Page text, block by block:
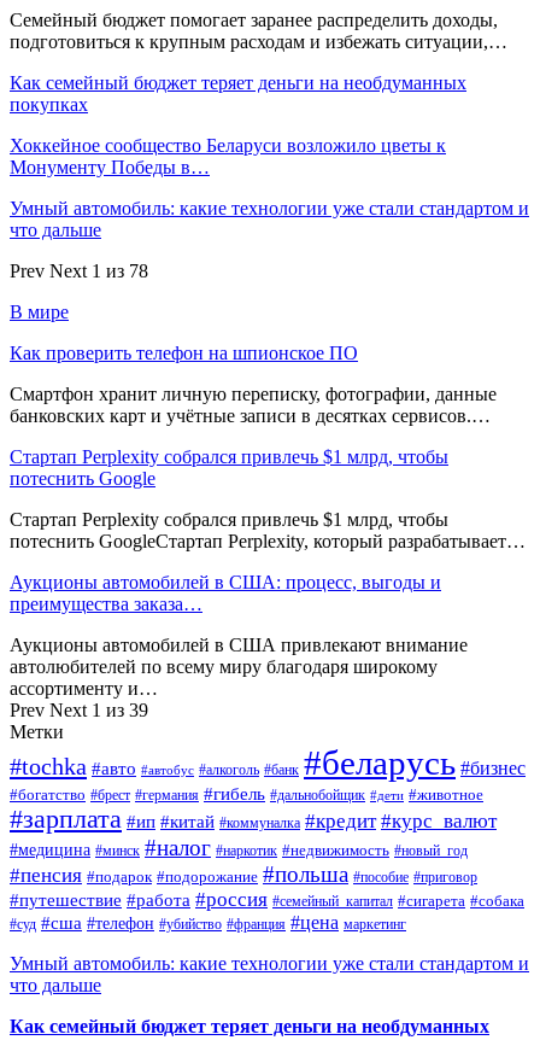
Семейный бюджет помогает заранее распределить доходы,
подготовиться к крупным расходам и избежать ситуации,…
Как семейный бюджет теряет деньги на необдуманных
покупках
Хоккейное сообщество Беларуси возложило цветы к
Монументу Победы в…
Умный автомобиль: какие технологии уже стали стандартом и
что дальше
Prev Next 1 из 78
В мире
Как проверить телефон на шпионское ПО
Смартфон хранит личную переписку, фотографии, данные
банковских карт и учётные записи в десятках сервисов.…
Стартап Perplexity собрался привлечь $1 млрд, чтобы
потеснить Google
Стартап Perplexity собрался привлечь $1 млрд, чтобы
потеснить GoogleСтартап Perplexity, который разрабатывает…
Аукционы автомобилей в США: процесс, выгоды и
преимущества заказа…
Аукционы автомобилей в США привлекают внимание
автолюбителей по всему миру благодаря широкому
ассортименту и…
Prev Next 1 из 39
Метки
#tochka #авто #автобус #алкоголь #банк #беларусь #бизнес
#богатство #брест #германия #гибель #дальнобойщик #дети #животное
#зарплата #ип #китай #коммуналка #кредит #курс_валют
#медицина #минск #налог #наркотик #недвижимость #новый_год
#пенсия #подарок #подорожание #польша #пособие #приговор
#путешествие #работа #россия #семейный_капитал #сигарета #собака
#суд #сша #телефон #убийство #франция #цена маркетинг
Умный автомобиль: какие технологии уже стали стандартом и
что дальше
Как семейный бюджет теряет деньги на необдуманных